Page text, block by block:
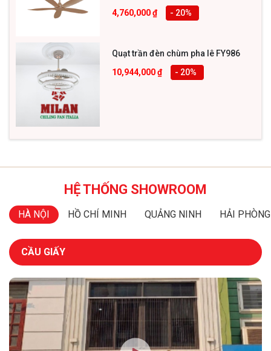
4,760,000₫ - 20%
Quạt trần đèn chùm pha lê FY986
10,944,000₫ - 20%
HỆ THỐNG SHOWROOM
HÀ NỘI HỒ CHÍ MINH QUẢNG NINH HẢI PHÒNG
CẦU GIẤY